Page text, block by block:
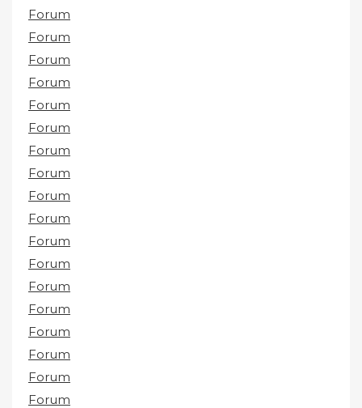
Forum
Forum
Forum
Forum
Forum
Forum
Forum
Forum
Forum
Forum
Forum
Forum
Forum
Forum
Forum
Forum
Forum
Forum